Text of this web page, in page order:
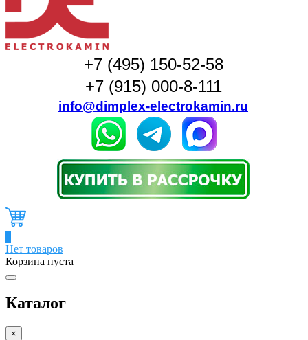
+7 (495) 150-52-58
+7 (915) 000-8-111
info@dimplex-electrokamin.ru
Нет товаров
Корзина пуста
Каталог
×